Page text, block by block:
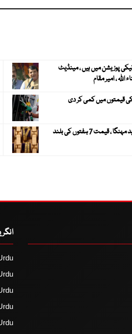
پوزیشن میں ہیں ، مینڈیٹ
، امیر مقام
قیمتوں میں کمی کر دی
عالمی مارکیٹ میں سونا مزید مہنگا ، قیمت 7 ہفتوں کی بلند